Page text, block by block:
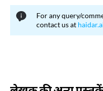
For any query/
contact us at